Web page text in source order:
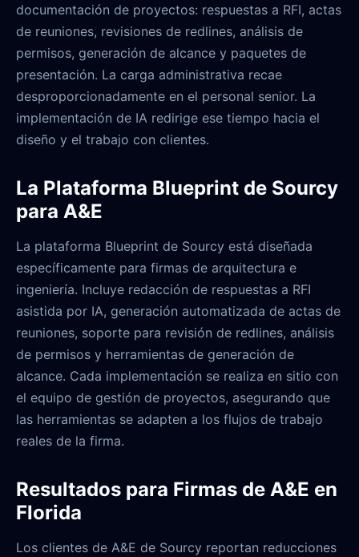
documentación de proyectos: respuestas a RFI, actas
de reuniones, revisiones de redlines, análisis de
permisos, generación de alcance y paquetes de
presentación. La carga administrativa recae
desproporcionadamente en el personal senior. La
implementación de IA redirige ese tiempo hacia el
diseño y el trabajo con clientes.
La Plataforma Blueprint de Sourcy
para A&E
La plataforma Blueprint de Sourcy está diseñada
específicamente para firmas de arquitectura e
ingeniería. Incluye redacción de respuestas a RFI
asistida por IA, generación automatizada de actas de
reuniones, soporte para revisión de redlines, análisis
de permisos y herramientas de generación de
alcance. Cada implementación se realiza en sitio con
el equipo de gestión de proyectos, asegurando que
las herramientas se adapten a los flujos de trabajo
reales de la firma.
Resultados para Firmas de A&E en
Florida
Los clientes de A&E de Sourcy reportan reducciones